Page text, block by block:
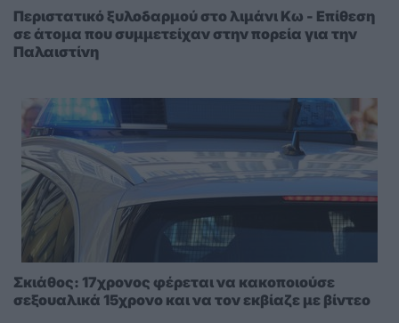
Περιστατικό ξυλοδαρμού στο λιμάνι Κω - Επίθεση
σε άτομα που συμμετείχαν στην πορεία για την
Παλαιστίνη
Σκιάθος: 17χρονος φέρεται να κακοποιούσε
σεξουαλικά 15χρονο και να τον εκβίαζε με βίντεο